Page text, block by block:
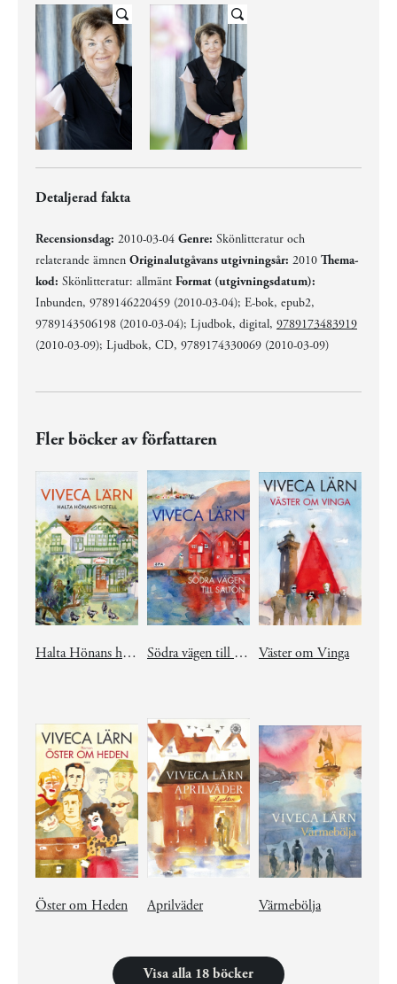
Detaljerad fakta
Recensionsdag: 2010-03-04 Genre: Skönlitteratur och
relaterande ämnen Originalutgåvans utgivningsår: 2010 Thema-
kod: Skönlitteratur: allmänt Format (utgivningsdatum):
Inbunden, 9789146220459 (2010-03-04); E-bok, epub2,
9789143506198 (2010-03-04); Ljudbok, digital, 9789173483919
(2010-03-09); Ljudbok, CD, 9789174330069 (2010-03-09)
Fler böcker av författaren
Halta Hönans hotell Södra vägen till Saltön Väster om Vinga
Öster om Heden Aprilväder Värmebölja
Visa alla 18 böcker